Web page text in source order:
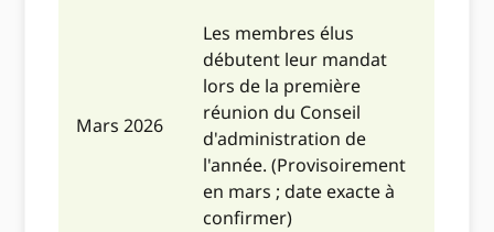
Mars 2026
Les membres élus
débutent leur mandat
lors de la première
réunion du Conseil
d'administration de
l'année. (Provisoirement
en mars ; date exacte à
confirmer)